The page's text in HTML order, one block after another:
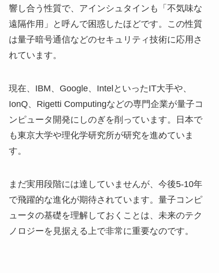
響し合う性質で、アインシュタインも「不気味な
遠隔作用」と呼んで困惑したほどです。この性質
は量子暗号通信などのセキュリティ技術に応用さ
れています。
現在、IBM、Google、IntelといったIT大手や、
IonQ、Rigetti Computingなどの専門企業が量子コ
ンピュータ開発にしのぎを削っています。日本で
も東京大学や理化学研究所が研究を進めていま
す。
まだ実用段階には達していませんが、今後5-10年
で飛躍的な進化が期待されています。量子コンピ
ュータの基礎を理解しておくことは、未来のテク
ノロジーを見据える上で非常に重要なのです。